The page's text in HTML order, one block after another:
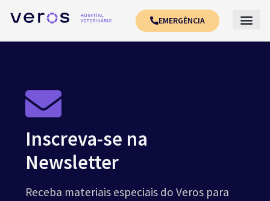
EMERGÊNCIA
Inscreva-se na
Newsletter
Receba materiais especiais do Veros para